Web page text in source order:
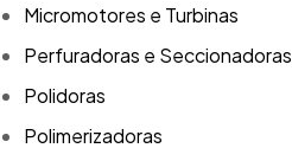
Micromotores e Turbinas
Perfuradoras e Seccionadoras
Polidoras
Polimerizadoras